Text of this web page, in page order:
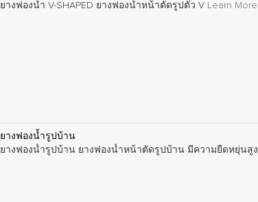
ยางฟองน้ำ V-SHAPED ยางฟองน้ำหน้าตัดรูปตัว V Learn More
ยางฟองน้ำรูปบ้าน
ยางฟองน้ำรูปบ้าน ยางฟองน้ำหน้าตัดรูปบ้าน มีความยืดหยุ่นสูง